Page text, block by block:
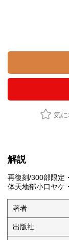
気に
解説
再復刻/300部限定
体天地部小口ヤケ
著者
出版社